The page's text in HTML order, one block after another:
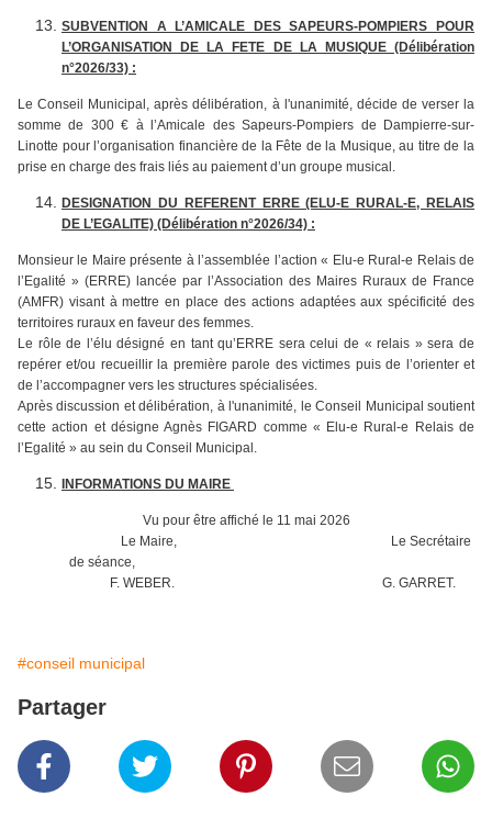
SUBVENTION A L’AMICALE DES SAPEURS-POMPIERS POUR
L’ORGANISATION DE LA FETE DE LA MUSIQUE (Délibération
n°2026/33) :
Le Conseil Municipal, après délibération, à l'unanimité, décide de verser la
somme de 300 € à l’Amicale des Sapeurs-Pompiers de Dampierre-sur-
Linotte pour l’organisation financière de la Fête de la Musique, au titre de la
prise en charge des frais liés au paiement d’un groupe musical.
DESIGNATION DU REFERENT ERRE (ELU-E RURAL-E, RELAIS
DE L’EGALITE) (Délibération n°2026/34) :
Monsieur le Maire présente à l’assemblée l’action « Elu-e Rural-e Relais de
l’Egalité » (ERRE) lancée par l’Association des Maires Ruraux de France
(AMFR) visant à mettre en place des actions adaptées aux spécificité des
territoires ruraux en faveur des femmes.
Le rôle de l’élu désigné en tant qu’ERRE sera celui de « relais » sera de
repérer et/ou recueillir la première parole des victimes puis de l’orienter et
de l’accompagner vers les structures spécialisées.
Après discussion et délibération, à l'unanimité, le Conseil Municipal soutient
cette action et désigne Agnès FIGARD comme « Elu-e Rural-e Relais de
l’Egalité » au sein du Conseil Municipal.
INFORMATIONS DU MAIRE
Vu pour être affiché le 11 mai 2026
Le Maire, Le Secrétaire
de séance,
F. WEBER. G. GARRET.
#conseil municipal
Partager